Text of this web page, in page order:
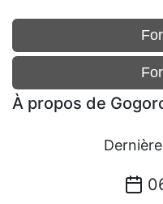
À propos de